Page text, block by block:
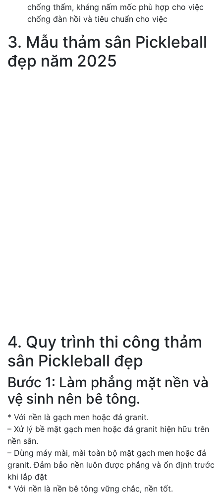
chống thấm, kháng nấm mốc phù hợp cho việc
chống đàn hồi và tiêu chuẩn cho việc
3. Mẫu thảm sân Pickleball
đẹp năm 2025
4. Quy trình thi công thảm
sân Pickleball đẹp
Bước 1: Làm phẳng mặt nền và
vệ sinh nên bê tông.
* Với nền là gạch men hoặc đá granit.
– Xử lý bề mặt gạch men hoặc đá granit hiện hữu trên
nền sân.
– Dùng máy mài, mài toàn bộ mặt gạch men hoặc đá
granit. Đảm bảo nền luôn được phẳng và ổn định trước
khi lắp đặt
* Với nền là nền bê tông vững chắc, nền tốt.